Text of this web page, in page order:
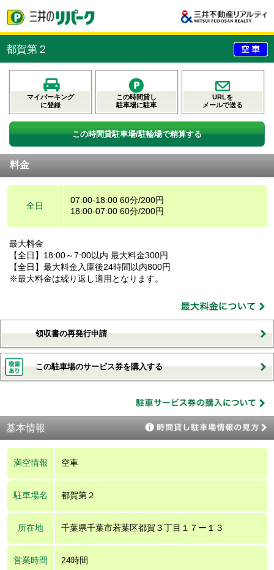
都賀第２
マイパーキング
に登録
この時間貸し
駐車場に駐車
URLを
メールで送る
この時間貸駐車場/駐輪場で精算する
料金
全日
07:00-18:00 60分/200円
18:00-07:00 60分/200円
最大料金
【全日】18:00～7:00以内 最大料金300円
【全日】最大料金入庫後24時間以内800円
※最大料金は繰り返し適用となります。
領収書の再発行申請
この駐車場のサービス券を購入する
基本情報
満空情報 空車
駐車場名 都賀第２
所在地 千葉県千葉市若葉区都賀３丁目１７ー１３
営業時間 24時間